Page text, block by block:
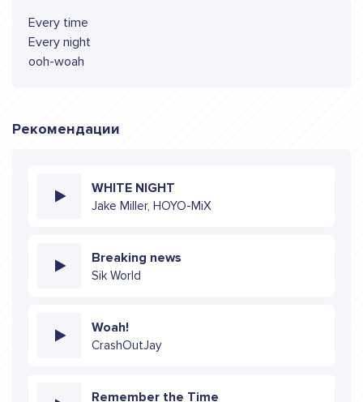
Every time
Every night
ooh-woah
Рекомендации
WHITE NIGHT
Jake Miller, HOYO-MiX
Breaking news
Sik World
Woah!
CrashOutJay
Remember the Time